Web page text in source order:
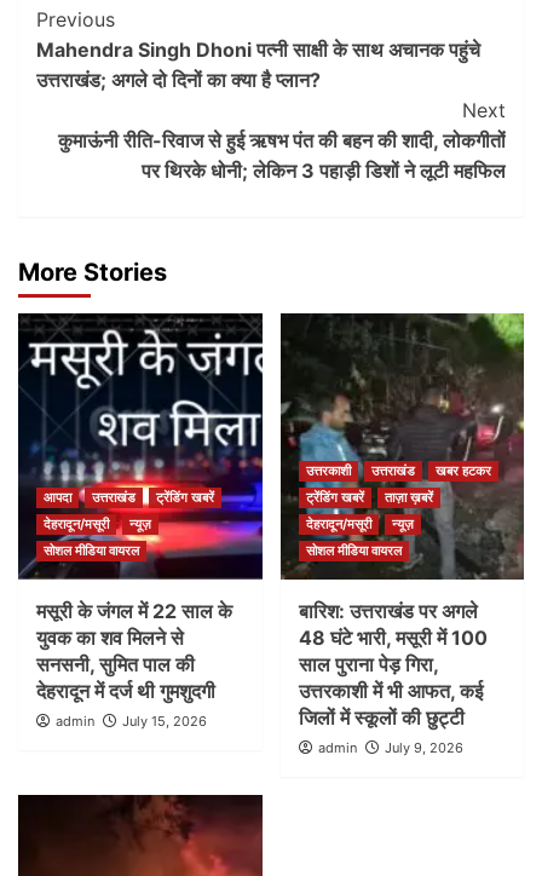
Post
Navigation
Previous
Mahendra Singh Dhoni पत्नी साक्षी के साथ अचानक पहुंचे
उत्तराखंड; अगले दो दिनों का क्या है प्लान?
Next
कुमाऊंनी रीति-रिवाज से हुई ऋषभ पंत की बहन की शादी, लोकगीतों
पर थिरके धोनी; लेकिन 3 पहाड़ी डिशों ने लूटी महफ‍िल
More Stories
आपदा उत्तराखंड
ट्रेंडिंग खबरें
देहरादून/मसूरी
न्यूज़
सोशल मीडिया वायरल
मसूरी के जंगल में 22 साल के
युवक का शव मिलने से
सनसनी, सुमित पाल की
देहरादून में दर्ज थी गुमशुदगी
admin July 15, 2026
उत्तरकाशी उत्तराखंड
खबर हटकर
ट्रेंडिंग खबरें
ताज़ा ख़बरें
देहरादून/मसूरी
न्यूज़
सोशल मीडिया वायरल
बारिश: उत्तराखंड पर अगले
48 घंटे भारी, मसूरी में 100
साल पुराना पेड़ गिरा,
उत्तरकाशी में भी आफत, कई
जिलों में स्कूलों की छुट्टी
admin July 9, 2026